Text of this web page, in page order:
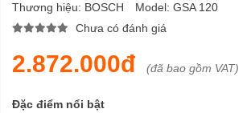
Thương hiệu: BOSCH Model: GSA 120
Chưa có đánh giá
2.872.000đ (đã bao gồm VAT)
Đặc điểm nổi bật